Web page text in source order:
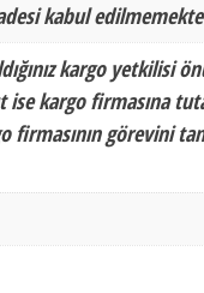
kabul
kargo yetkilisi
kargo firmasına
firmasının görevini